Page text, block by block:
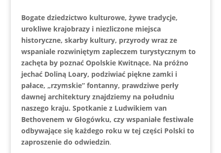
Bogate dziedzictwo kulturowe, żywe tradycje,
urokliwe krajobrazy i niezliczone miejsca
historyczne, skarby kultury, przyrody wraz ze
wspaniale rozwiniętym zapleczem turystycznym to
zachęta by poznać Opolskie Kwitnące. Na próżno
jechać Doliną Loary, podziwiać piękne zamki i
pałace, „rzymskie” fontanny, prawdziwe perły
dawnej architektury znajdziemy na południu
naszego kraju. Spotkanie z Ludwikiem van
Bethovenem w Głogówku, czy wspaniałe festiwale
odbywające się każdego roku w tej części Polski to
zaproszenie do odwiedzin.